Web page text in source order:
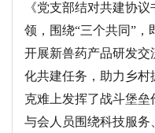
《党支部结对共建协
领，围绕“三个共同”，
开展新兽药产品研发交
化共建任务，助力乡村
克难上发挥了战斗堡垒
与会人员围绕科技服务